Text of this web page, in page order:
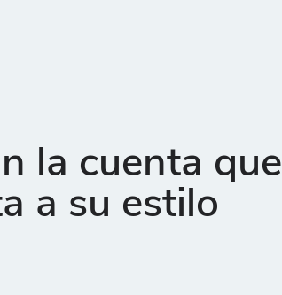
la cuenta que
a su estilo